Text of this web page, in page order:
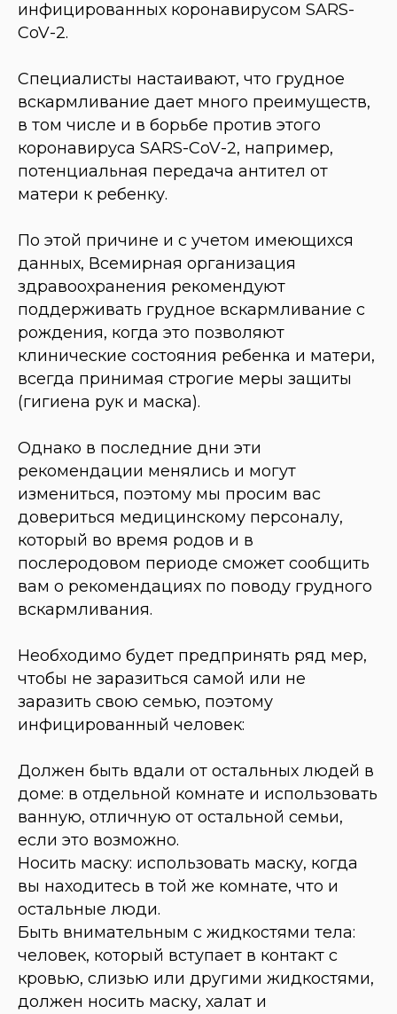
инфицированных коронавирусом SARS-
CoV-2.
Специалисты настаивают, что грудное
вскармливание дает много преимуществ,
в том числе и в борьбе против этого
коронавируса SARS-CoV-2, например,
потенциальная передача антител от
матери к ребенку.
По этой причине и с учетом имеющихся
данных, Всемирная организация
здравоохранения рекомендуют
поддерживать грудное вскармливание с
рождения, когда это позволяют
клинические состояния ребенка и матери,
всегда принимая строгие меры защиты
(гигиена рук и маска).
Однако в последние дни эти
рекомендации менялись и могут
измениться, поэтому мы просим вас
довериться медицинскому персоналу,
который во время родов и в
послеродовом периоде сможет сообщить
вам о рекомендациях по поводу грудного
вскармливания.
Необходимо будет предпринять ряд мер,
чтобы не заразиться самой или не
заразить свою семью, поэтому
инфицированный человек:
Должен быть вдали от остальных людей в
доме: в отдельной комнате и использовать
ванную, отличную от остальной семьи,
если это возможно.
Носить маску: использовать маску, когда
вы находитесь в той же комнате, что и
остальные люди.
Быть внимательным с жидкостями тела:
человек, который вступает в контакт с
кровью, слизью или другими жидкостями,
должен носить маску, халат и